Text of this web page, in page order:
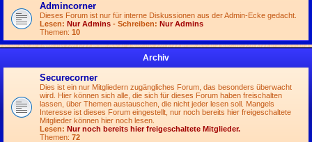
Admincorner
Dieses Forum ist nur für interne Diskussionen aus der Admin-Ecke gedacht.
Lesen: Nur Admins - Schreiben: Nur Admins
Themen: 10
Archiv
Securecorner
Dies ist ein nur Mitgliedern zugängliches Forum, das besonders überwacht
wird. Hier können sich alle, die sich für dieses Forum haben freischalten
lassen, über Themen austauschen, die nicht jeder lesen soll. Mangels
Interesse ist dieses Forum eingestellt, nur noch bereits hier freigeschaltete
Mitglieder können hier noch lesen.
Lesen: Nur noch bereits hier freigeschaltete Mitglieder.
Themen: 72